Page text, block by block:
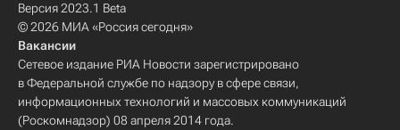
Версия 2023.1 Beta
© 2026 МИА «Россия сегодня»
Вакансии
Сетевое издание РИА Новости зарегистрировано
в Федеральной службе по надзору в сфере связи,
информационных технологий и массовых коммуникаций
(Роскомнадзор) 08 апреля 2014 года.